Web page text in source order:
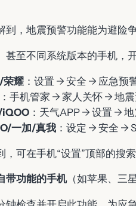
到，地震预警功能能为避险
甚至不同系统版本的手机，
荣耀 ：设置 → 安全 → 应急预
：手机管家 → 家人关怀 → 地
：天气APP → 设置 →
一加/真我 ：设定 → 安全 →
，可在手机“设置”顶部的搜
带功能的手机（如苹果、三